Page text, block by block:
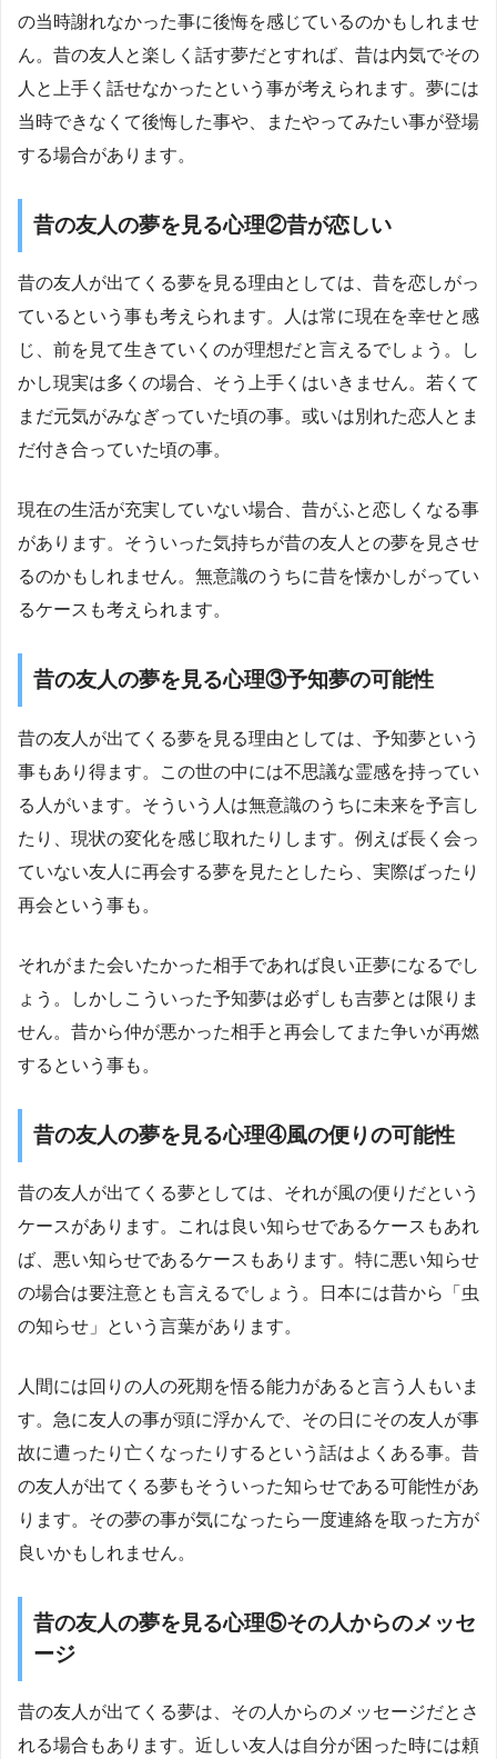
の当時謝れなかった事に後悔を感じているのかもしれませ
ん。昔の友人と楽しく話す夢だとすれば、昔は内気でその
人と上手く話せなかったという事が考えられます。夢には
当時できなくて後悔した事や、またやってみたい事が登場
する場合があります。
昔の友人の夢を見る心理②昔が恋しい
昔の友人が出てくる夢を見る理由としては、昔を恋しがっ
ているという事も考えられます。人は常に現在を幸せと感
じ、前を見て生きていくのが理想だと言えるでしょう。し
かし現実は多くの場合、そう上手くはいきません。若くて
まだ元気がみなぎっていた頃の事。或いは別れた恋人とま
だ付き合っていた頃の事。
現在の生活が充実していない場合、昔がふと恋しくなる事
があります。そういった気持ちが昔の友人との夢を見させ
るのかもしれません。無意識のうちに昔を懐かしがってい
るケースも考えられます。
昔の友人の夢を見る心理③予知夢の可能性
昔の友人が出てくる夢を見る理由としては、予知夢という
事もあり得ます。この世の中には不思議な霊感を持ってい
る人がいます。そういう人は無意識のうちに未来を予言し
たり、現状の変化を感じ取れたりします。例えば長く会っ
ていない友人に再会する夢を見たとしたら、実際ばったり
再会という事も。
それがまた会いたかった相手であれば良い正夢になるでし
ょう。しかしこういった予知夢は必ずしも吉夢とは限りま
せん。昔から仲が悪かった相手と再会してまた争いが再燃
するという事も。
昔の友人の夢を見る心理④風の便りの可能性
昔の友人が出てくる夢としては、それが風の便りだという
ケースがあります。これは良い知らせであるケースもあれ
ば、悪い知らせであるケースもあります。特に悪い知らせ
の場合は要注意とも言えるでしょう。日本には昔から「虫
の知らせ」という言葉があります。
人間には回りの人の死期を悟る能力があると言う人もいま
す。急に友人の事が頭に浮かんで、その日にその友人が事
故に遭ったり亡くなったりするという話はよくある事。昔
の友人が出てくる夢もそういった知らせである可能性があ
ります。その夢の事が気になったら一度連絡を取った方が
良いかもしれません。
昔の友人の夢を見る心理⑤その人からのメッセ
ージ
昔の友人が出てくる夢は、その人からのメッセージだとさ
れる場合もあります。近しい友人は自分が困った時には頼